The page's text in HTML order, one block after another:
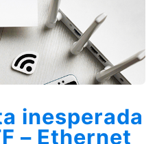
inesperada
– Ethernet